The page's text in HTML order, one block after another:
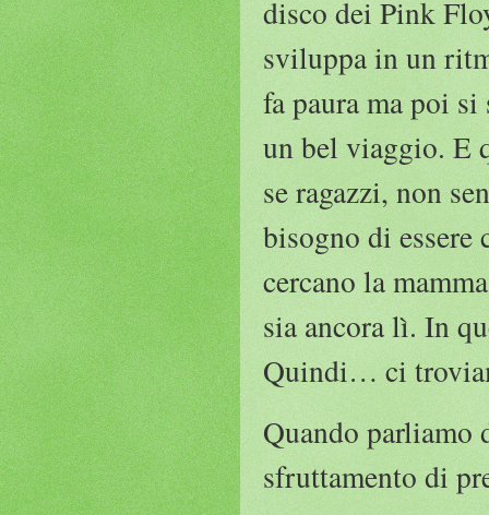
disco dei Pink
sviluppa in un
fa paura ma poi
un bel viaggio. E
se ragazzi, non
bisogno di essere
cercano la
sia ancora lì. In
Quindi… ci
Quando parliamo
sfruttamento di